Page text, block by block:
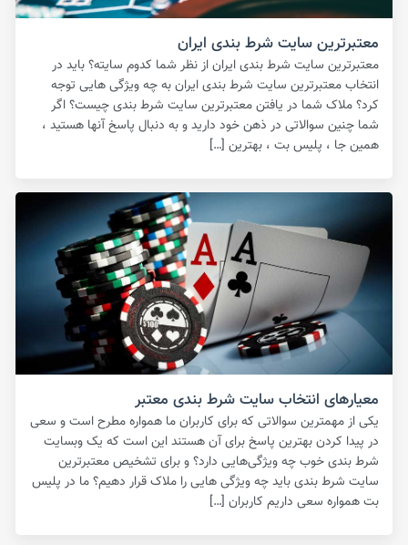
معتبرترین سایت شرط بندی ایران
معتبرترین سایت شرط بندی ایران از نظر شما کدوم سایته؟ باید در
انتخاب معتبرترین سایت شرط بندی ایران به چه ویژگی هایی توجه
کرد؟ ملاک شما در یافتن معتبرترین سایت شرط بندی چیست؟ اگر
شما چنین سوالاتی در ذهن خود دارید و به دنبال پاسخ آنها هستید ،
همین جا ، پلیس بت ، بهترین […]
معیارهای انتخاب سایت شرط بندی معتبر
یکی از مهمترین سوالاتی که برای کاربران ما همواره مطرح است و سعی
در پیدا کردن بهترین پاسخ برای آن هستند این است که یک وبسایت
شرط بندی خوب چه ویژگی‌هایی دارد؟ و برای تشخیص معتبرترین
سایت شرط بندی باید چه ویژگی هایی را ملاک قرار دهیم؟ ما در پلیس
بت همواره سعی داریم کاربران […]